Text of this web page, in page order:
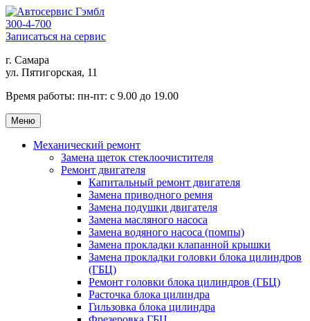
300-4-700
Записаться на сервис
г. Самара
ул. Пятигорская, 11
Время работы: пн-пт: с 9.00 до 19.00
Меню
Механический ремонт
Замена щеток стеклоочистителя
Ремонт двигателя
Капитальный ремонт двигателя
Замена приводного ремня
Замена подушки двигателя
Замена масляного насоса
Замена водяного насоса (помпы)
Замена прокладки клапанной крышки
Замена прокладки головки блока цилиндров
(ГБЦ)
Ремонт головки блока цилиндров (ГБЦ)
Расточка блока цилиндра
Гильзовка блока цилиндра